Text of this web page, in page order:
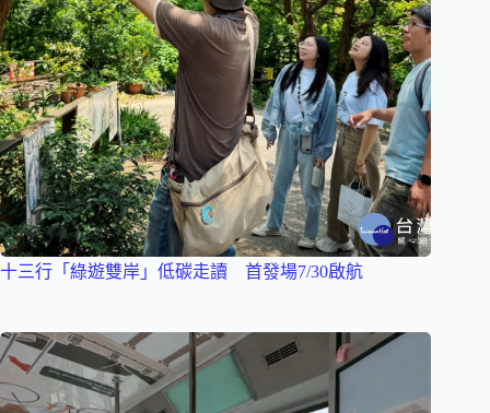
十三行「綠遊雙岸」低碳走讀 首發場7/30啟航